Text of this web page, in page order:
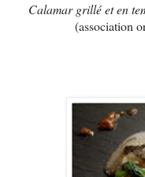
Calamar grillé et en
(association